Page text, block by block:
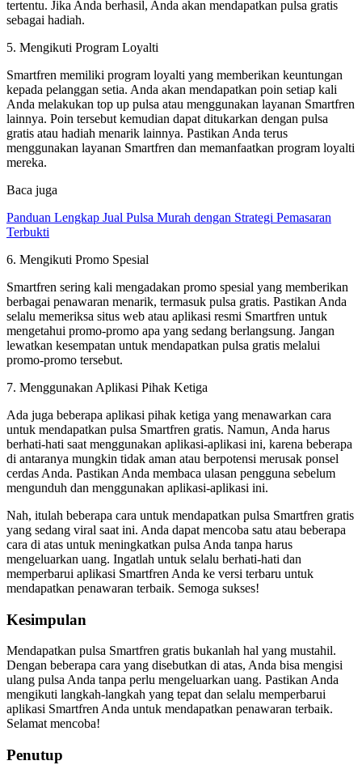
tertentu. Jika Anda berhasil, Anda akan mendapatkan pulsa gratis
sebagai hadiah.
5. Mengikuti Program Loyalti
Smartfren memiliki program loyalti yang memberikan keuntungan
kepada pelanggan setia. Anda akan mendapatkan poin setiap kali
Anda melakukan top up pulsa atau menggunakan layanan Smartfren
lainnya. Poin tersebut kemudian dapat ditukarkan dengan pulsa
gratis atau hadiah menarik lainnya. Pastikan Anda terus
menggunakan layanan Smartfren dan memanfaatkan program loyalti
mereka.
Baca juga
Panduan Lengkap Jual Pulsa Murah dengan Strategi Pemasaran
Terbukti
6. Mengikuti Promo Spesial
Smartfren sering kali mengadakan promo spesial yang memberikan
berbagai penawaran menarik, termasuk pulsa gratis. Pastikan Anda
selalu memeriksa situs web atau aplikasi resmi Smartfren untuk
mengetahui promo-promo apa yang sedang berlangsung. Jangan
lewatkan kesempatan untuk mendapatkan pulsa gratis melalui
promo-promo tersebut.
7. Menggunakan Aplikasi Pihak Ketiga
Ada juga beberapa aplikasi pihak ketiga yang menawarkan cara
untuk mendapatkan pulsa Smartfren gratis. Namun, Anda harus
berhati-hati saat menggunakan aplikasi-aplikasi ini, karena beberapa
di antaranya mungkin tidak aman atau berpotensi merusak ponsel
cerdas Anda. Pastikan Anda membaca ulasan pengguna sebelum
mengunduh dan menggunakan aplikasi-aplikasi ini.
Nah, itulah beberapa cara untuk mendapatkan pulsa Smartfren gratis
yang sedang viral saat ini. Anda dapat mencoba satu atau beberapa
cara di atas untuk meningkatkan pulsa Anda tanpa harus
mengeluarkan uang. Ingatlah untuk selalu berhati-hati dan
memperbarui aplikasi Smartfren Anda ke versi terbaru untuk
mendapatkan penawaran terbaik. Semoga sukses!
Kesimpulan
Mendapatkan pulsa Smartfren gratis bukanlah hal yang mustahil.
Dengan beberapa cara yang disebutkan di atas, Anda bisa mengisi
ulang pulsa Anda tanpa perlu mengeluarkan uang. Pastikan Anda
mengikuti langkah-langkah yang tepat dan selalu memperbarui
aplikasi Smartfren Anda untuk mendapatkan penawaran terbaik.
Selamat mencoba!
Penutup